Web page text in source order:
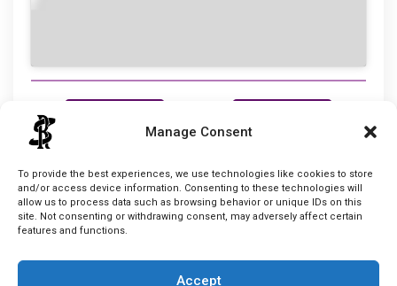
Manage Consent
To provide the best experiences, we use technologies like cookies to store
and/or access device information. Consenting to these technologies will
allow us to process data such as browsing behavior or unique IDs on this
site. Not consenting or withdrawing consent, may adversely affect certain
features and functions.
Accept